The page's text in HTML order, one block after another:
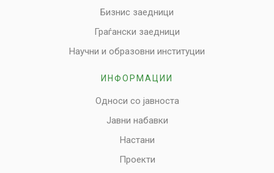
Бизнис заедници
Граѓански заедници
Научни и образовни институции
ИНФОРМАЦИИ
Односи со јавноста
Јавни набавки
Настани
Проекти